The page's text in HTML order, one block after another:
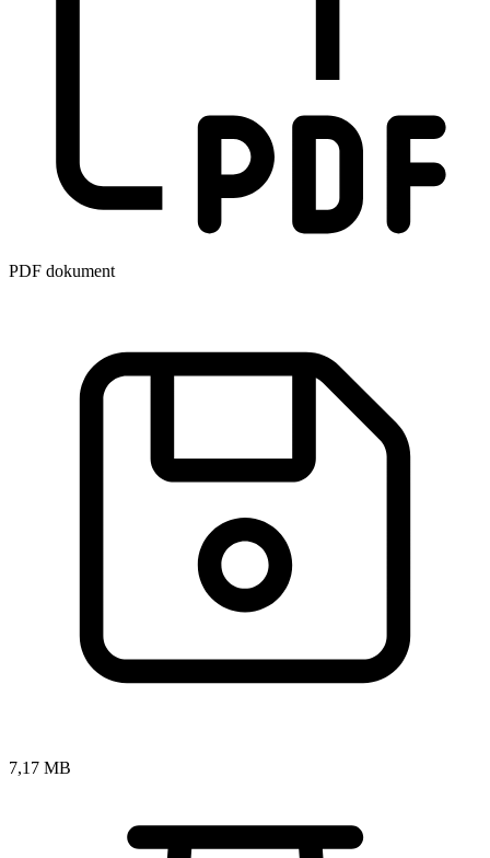
PDF dokument
7,17 MB